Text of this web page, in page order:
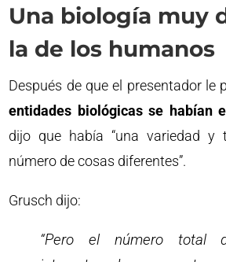
Una biología muy
la de los humanos
Después de que el presentador le
entidades biológicas se habían
dijo que había “una variedad y
número de cosas diferentes”.
Grusch dijo:
“Pero el número total